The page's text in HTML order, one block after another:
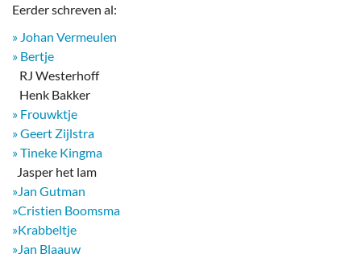
Eerder schreven al:
» Johan Vermeulen
» Bertje
RJ Westerhoff
Henk Bakker
» Frouwktje
» Geert Zijlstra
» Tineke Kingma
​ Jasper het lam
»Jan Gutman
»Cristien Boomsma
»Krabbeltje
»Jan Blaauw